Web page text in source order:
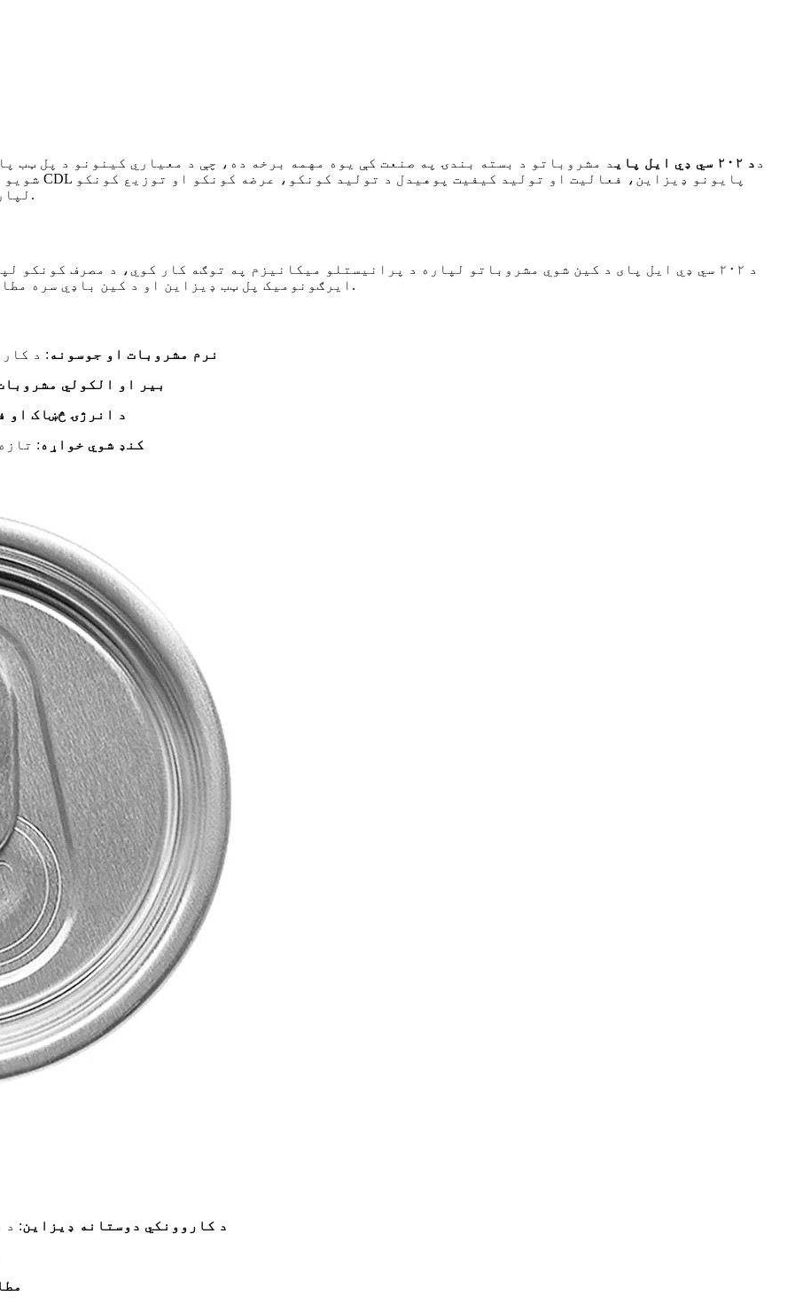
د د ۲۰۲ سي ډي ایل پای
د مشروباتو د بسته بندۍ په صنعت کې یوه مهمه برخه ده، چې د معیاري کینونو د پل ټب
لپاره خورا مهم دي چې هدف یې موثریت او خوندیتوب ساتل دي.
د ۲۰۲ سي ډي ایل پای د کین شوي مشروباتو لپاره د پرانیستلو میکانیزم په توګه کار کوي، د مصرف
ایرګونومیک پل ټب ډیزاین او د کین باډي سره مطابقت د بې ساري تولید او کارونکي رضایت لپاره اړین دي.
نرم مشروبات او جوسونه : د
بیر او الکولي
د انرژۍ څښاک او
کنډ شوي خواړه :
د کاروونکي دوستانه ډیزاین: د